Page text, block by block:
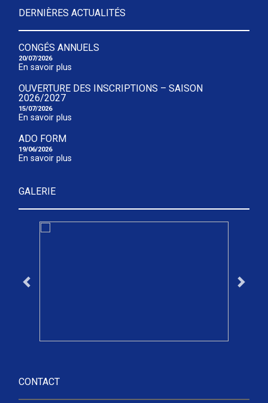
DERNIÈRES ACTUALITÉS
CONGÉS ANNUELS
20/07/2026
En savoir plus
OUVERTURE DES INSCRIPTIONS – SAISON
2026/2027
15/07/2026
En savoir plus
ADO FORM
19/06/2026
En savoir plus
GALERIE
CONTACT